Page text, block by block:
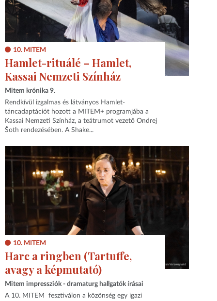
10. MITEM
Hamlet-rituálé – Hamlet,
Kassai Nemzeti Színház
Mitem krónika 9.
Rendkívül izgalmas és látványos Hamlet-
táncadaptációt hozott a MITEM+ programjába a
Kassai Nemzeti Színház, a teátrumot vezető Ondrej
Šoth rendezésében. A Shake...
10. MITEM
Harc a ringben (Tartuffe,
avagy a képmutató)
Mitem impressziók - dramaturg hallgatók írásai
A 10. MITEM fesztiválon a közönség egy igazi